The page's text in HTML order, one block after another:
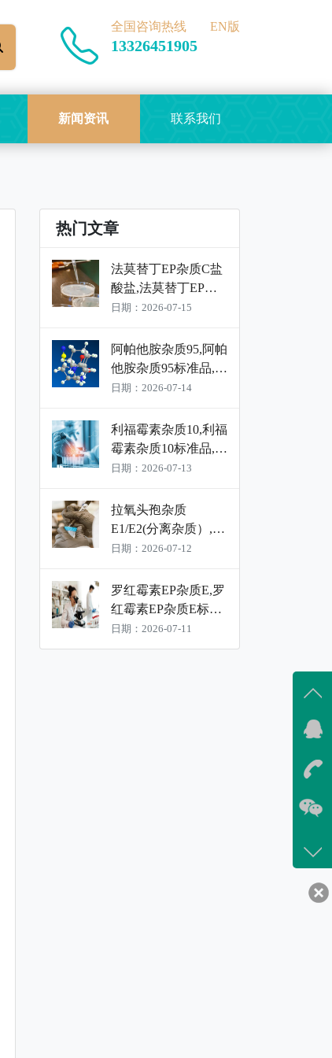
全国咨询热线
13326451905
EN版
新闻资讯 联系我们
热门文章
法莫替丁EP杂质C盐
酸盐,法莫替丁EP杂
质C盐酸盐标准品,法
盐对照品
日期：2026-07-15
阿帕他胺杂质95,阿帕
他胺杂质95标准品,阿
帕他胺杂质95对照品
日期：2026-07-14
利福霉素杂质10,利福
霉素杂质10标准品,利
福霉素杂质10对照品
日期：2026-07-13
拉氧头孢杂质
E1/E2(分离杂质）,拉
氧头孢杂质E1/E2(分
头孢杂质E1/E2(分离
杂质）对照品
日期：2026-07-12
罗红霉素EP杂质E,罗
红霉素EP杂质E标准
品,罗红霉素EP杂质E
对照品
日期：2026-07-11